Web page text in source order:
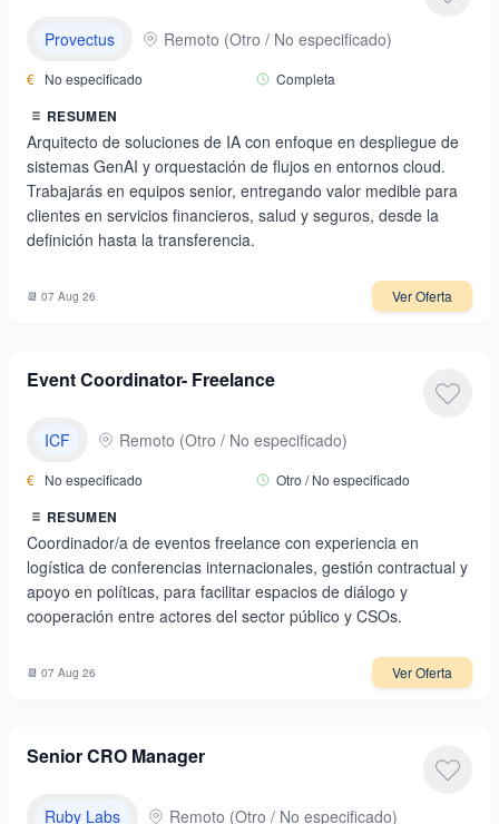
Provectus Remoto (Otro / No especificado)
€ No especificado Completa
RESUMEN
Arquitecto de soluciones de IA con enfoque en despliegue de
sistemas GenAI y orquestación de flujos en entornos cloud.
Trabajarás en equipos senior, entregando valor medible para
clientes en servicios financieros, salud y seguros, desde la
definición hasta la transferencia.
📆 07 Aug 26 Ver Oferta
Event Coordinator- Freelance
ICF Remoto (Otro / No especificado)
€ No especificado Otro / No especificado
RESUMEN
Coordinador/a de eventos freelance con experiencia en
logística de conferencias internacionales, gestión contractual y
apoyo en políticas, para facilitar espacios de diálogo y
cooperación entre actores del sector público y CSOs.
📆 07 Aug 26 Ver Oferta
Senior CRO Manager
Ruby Labs Remoto (Otro / No especificado)